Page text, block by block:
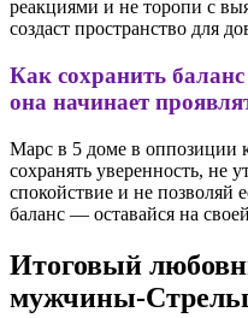
реакциями и не торопи с
создаст пространство для
Как сохранить
она начинает
Марс в 5 доме в оппозиции
сохранять уверенность, не
спокойствие и не позволяй
баланс — оставайся на
Итоговый
мужчины-